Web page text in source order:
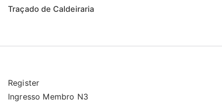
Traçado de Caldeiraria
Register
Ingresso Membro N3